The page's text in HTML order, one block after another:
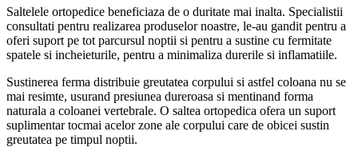
Saltelele ortopedice beneficiaza de o duritate mai inalta. Specialistii
consultati pentru realizarea produselor noastre, le-au gandit pentru a
oferi suport pe tot parcursul noptii si pentru a sustine cu fermitate
spatele si incheieturile, pentru a minimaliza durerile si inflamatiile.
Sustinerea ferma distribuie greutatea corpului si astfel coloana nu se
mai resimte, usurand presiunea dureroasa si mentinand forma
naturala a coloanei vertebrale. O saltea ortopedica ofera un suport
suplimentar tocmai acelor zone ale corpului care de obicei sustin
greutatea pe timpul noptii.